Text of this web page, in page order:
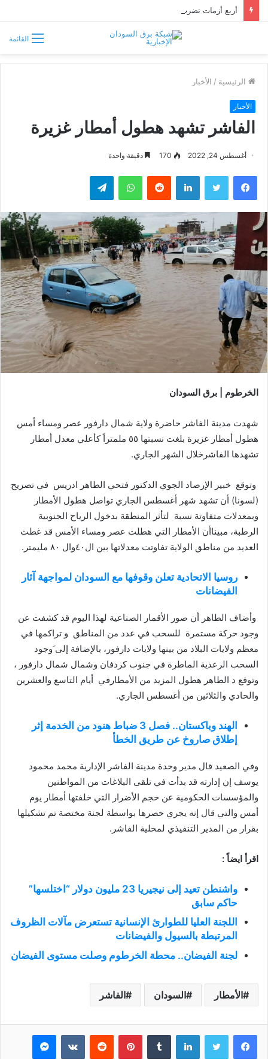
القائمة
الرئيسية / الأخبار
الأخبار
الفاشر تشهد هطول أمطار غزيرة
أغسطس 24, 2022 170 دقيقة واحدة
فيسبوك تويتر لينكدإن واتساب تيلقرام
الخرطوم | برق السودان
شهدت مدينة الفاشر حاضرة ولاية شمال دارفور عصر ومساء أمس
هطول أمطار غزيرة بلغت نسبتها ٥٥ ملمتراً كأعلي معدل أمطار
تشهدها الفاشرخلال الشهر الجاري.
وتوقع خبير الإرصاد الجوي الدكتور فتحي الطاهر ادريس في تصريح
(لسونا) أن تشهد شهر أغسطس الجاري تواصل هطول الأمطار
وبمعدلات متفاوتة نسبة لتأثر المنطقة بدخول الرياح الجنوبية
الرطبة، مبيناأن الأمطار التي هطلت عصر ومساء الأمس قد غطت
العديد من مناطق الولاية تفاوتت معدلاتها بين ال٤٠وال ٨٠ مليمتر.
روسيا الاتحادية تعلن وقوفها مع السودان لمواجهة آثار
الفيضانات
وأضاف الطاهر أن صور الأقمار الصناعية لهذا اليوم قد كشفت عن
وجود حركة مستمرة للسحب في عدد من المناطق و تراكمها في
معظم ولايات البلاد من بينها ولايات دارفور، بالإضافة إلى َوجود
السحب الرعدية الماطرة في جنوب كردفان وشمال شمال دارفور ،
وتوقع د الطاهر هطول المزيد من الأمطارفي أيام التاسع والعشرين
والحادي والثلاثين من أغسطس الجاري.
الهند وباكستان.. فصل 3 ضباط هنود من الخدمة إثر
إطلاق صاروخ عن طريق الخطأ
وفي الصعيد قال مدير وحدة مدينة الفاشر الإدارية محمد محمود
يوسف إن إدارته قد بدأت في تلقى البلاغات من المواطنين
والمؤسسات الحكومية عن حجم الأضرار التي خلفتها أمطار يوم
أمس والتي قال إنه يجري حصرها بواسطة لجنة مختصة تم تشكيلها
بقرار من المدير التنفيذي لمحلية الفاشر.
اقرأ ايضاً :
واشنطن تعيد إلى نيجيريا 23 مليون دولار “اختلسها”
حاكم سابق
اللجنة العليا للطوارئ الإنسانية تستعرض مآلات الظروف
المرتبطة بالسيول والفيضانات
لجنة الفيضان.. محطة الخرطوم وصلت مستوى الفيضان
الأمطار السودان الفاشر
فيسبوك تويتر لينكدإن بينتيريست ماسنجر